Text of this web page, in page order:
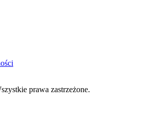
prawa zastrzeżone.